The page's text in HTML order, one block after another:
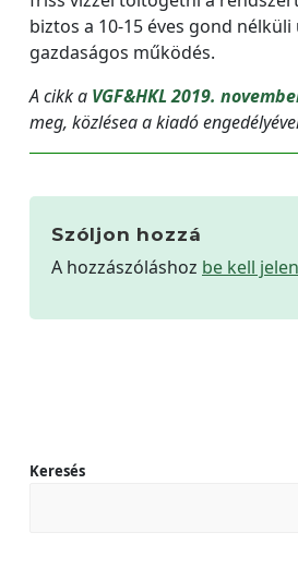
biztos a 10-15 éves gond nélküli
gazdaságos működés.
A cikk a VGF&HKL 2019.
meg, közlésea a kiadó
Szóljon hozzá
A hozzászóláshoz be kell
Keresés